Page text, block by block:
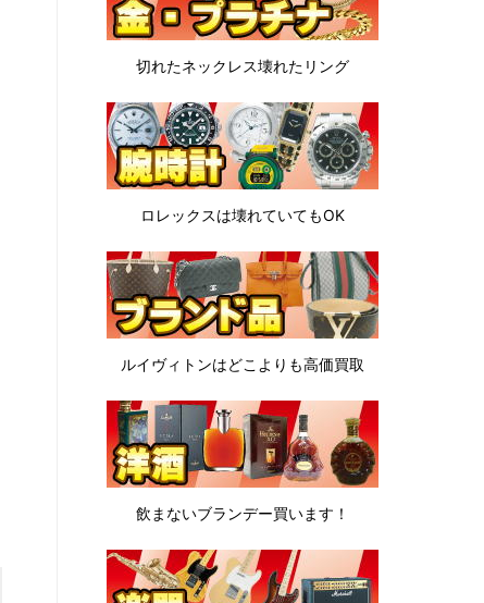
切れたネックレス壊れたリング
ロレックスは壊れていてもOK
ルイヴィトンはどこよりも高価買取
飲まないブランデー買います！